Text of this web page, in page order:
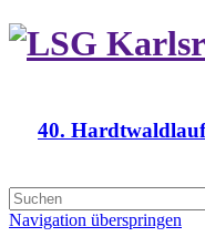
40.
Navigation überspringen